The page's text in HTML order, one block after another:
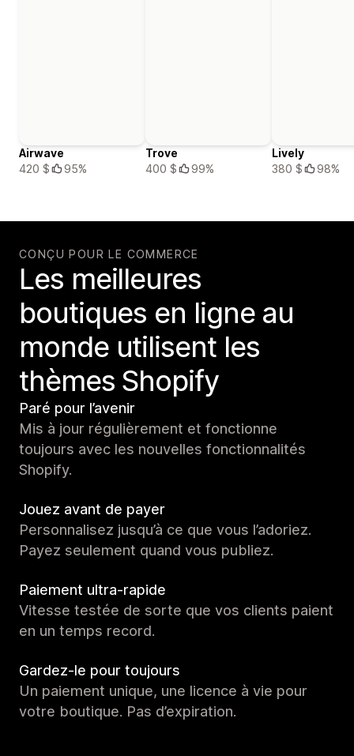
Airwave
420 $
95%
Trove
400 $
99%
Lively
380 $
98%
CONÇU POUR LE COMMERCE
Les meilleures
boutiques en ligne au
monde utilisent les
thèmes Shopify
Paré pour l’avenir
Mis à jour régulièrement et fonctionne
toujours avec les nouvelles fonctionnalités
Shopify.
Jouez avant de payer
Personnalisez jusqu’à ce que vous l’adoriez.
Payez seulement quand vous publiez.
Paiement ultra-rapide
Vitesse testée de sorte que vos clients paient
en un temps record.
Gardez-le pour toujours
Un paiement unique, une licence à vie pour
votre boutique. Pas d’expiration.